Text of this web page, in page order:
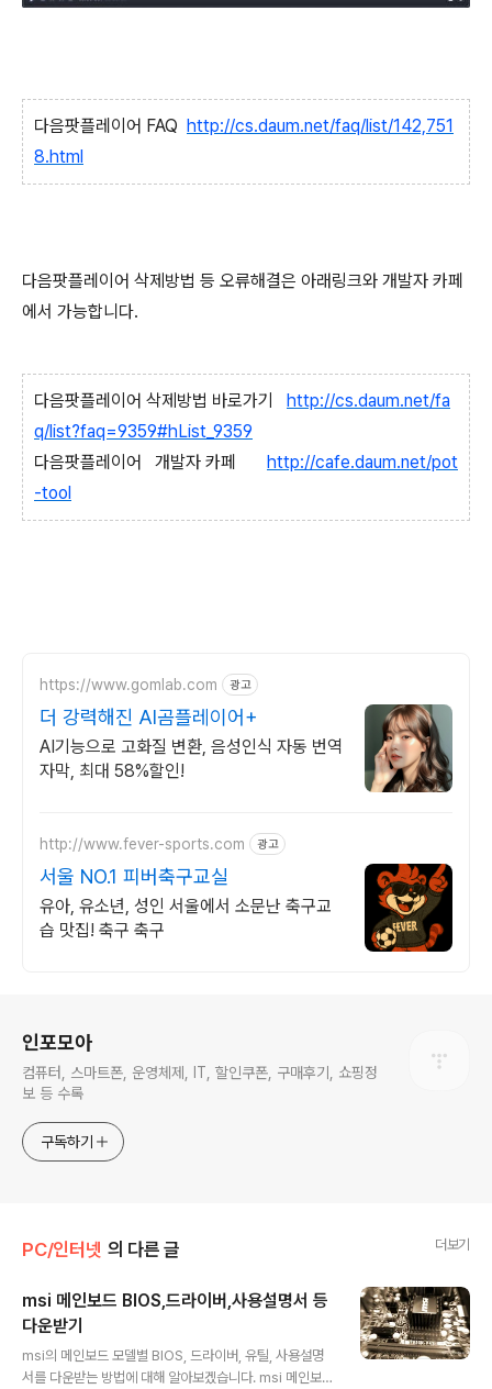
다음팟플레이어 FAQ http://cs.daum.net/faq/list/142,751
8.html
다음팟플레이어 삭제방법 등 오류해결은 아래링크와 개발자 카페
에서 가능합니다.
다음팟플레이어 삭제방법 바로가기
http://cs.daum.net/fa
q/list?faq=9359#hList_9359
다음팟플레이어 개발자 카페
http://cafe.daum.net/pot
-tool
https://www.gomlab.com 광고
더 강력해진 AI곰플레이어+
AI기능으로 고화질 변환, 음성인식 자동 번역
자막, 최대 58%할인!
http://www.fever-sports.com 광고
서울 NO.1 피버축구교실
유아, 유소년, 성인 서울에서 소문난 축구교
습 맛집! 축구 축구
인포모아
컴퓨터, 스마트폰, 운영체제, IT, 할인쿠폰, 구매후기, 쇼핑정
보 등 수록
구독하기
PC/인터넷 의 다른 글 더보기
msi 메인보드 BIOS,드라이버,사용설명서 등
다운받기
msi의 메인보드 모델별 BIOS, 드라이버, 유틸, 사용설명
서를 다운받는 방법에 대해 알아보겠습니다. msi 메인보드